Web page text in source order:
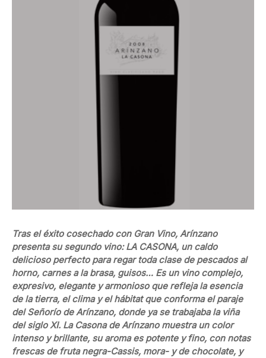
Tras el éxito cosechado con Gran Vino, Arínzano
presenta su segundo vino: LA CASONA, un caldo
delicioso perfecto para regar toda clase de pescados al
horno, carnes a la brasa, guisos… Es un vino complejo,
expresivo, elegante y armonioso que refleja la esencia
de la tierra, el clima y el hábitat que conforma el paraje
del Señorío de Arínzano, donde ya se trabajaba la viña
del siglo XI. La Casona de Arínzano muestra un color
intenso y brillante, su aroma es potente y fino, con notas
frescas de fruta negra-Cassis, mora- y de chocolate, y